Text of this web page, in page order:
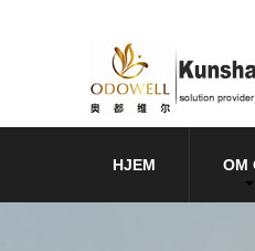
HJEM OM